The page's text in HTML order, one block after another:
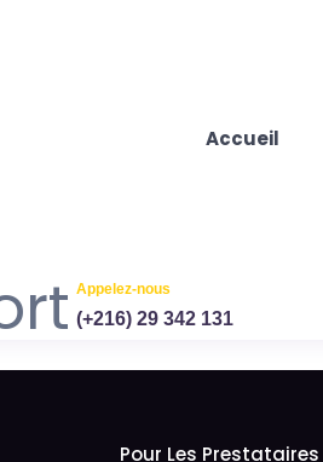
Accueil
Appelez-nous
(+216) 29 342 131
Pour Les Prestataires